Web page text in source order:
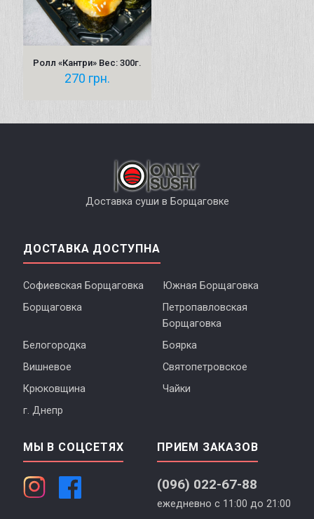
Ролл «Кантри» Вес: 300г.
270 грн.
Доставка суши в Борщаговке
ДОСТАВКА ДОСТУПНА
Софиевская Борщаговка
Южная Борщаговка
Борщаговка
Петропавловская
Борщаговка
Белогородка
Боярка
Вишневое
Святопетровское
Крюковщина
Чайки
г. Днепр
МЫ В СОЦСЕТЯХ ПРИЕМ ЗАКАЗОВ
(096) 022-67-88
ежедневно с 11:00 до 21:00